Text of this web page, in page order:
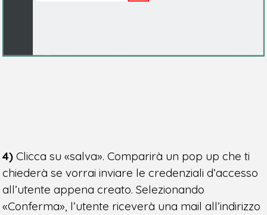
4) Clicca su «salva». Comparirà un pop up che ti
chiederà se vorrai inviare le credenziali d’accesso
all’utente appena creato. Selezionando
«Conferma», l’utente riceverà una mail all’indirizzo